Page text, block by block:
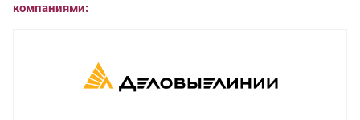
компаниями: